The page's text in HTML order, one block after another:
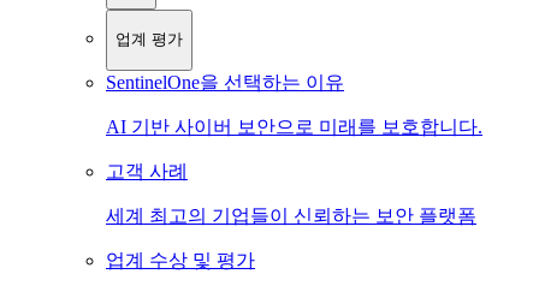
업계 평가
SentinelOne을 선택하는 이유
AI 기반 사이버 보안으로 미래를 보호합니다.
고객 사례
세계 최고의 기업들이 신뢰하는 보안 플랫폼
업계 수상 및 평가